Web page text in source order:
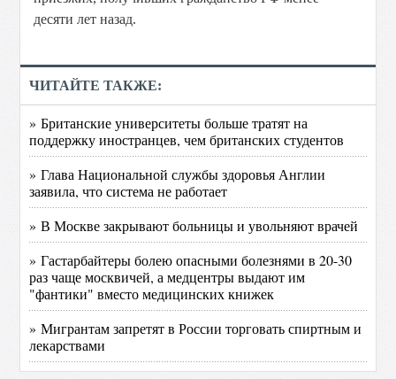
десяти лет назад.
ЧИТАЙТЕ ТАКЖЕ:
» Британские университеты больше тратят на
поддержку иностранцев, чем британских студентов
» Глава Национальной службы здоровья Англии
заявила, что система не работает
» В Москве закрывают больницы и увольняют врачей
» Гастарбайтеры болею опасными болезнями в 20-30
раз чаще москвичей, а медцентры выдают им
"фантики" вместо медицинских книжек
» Мигрантам запретят в России торговать спиртным и
лекарствами